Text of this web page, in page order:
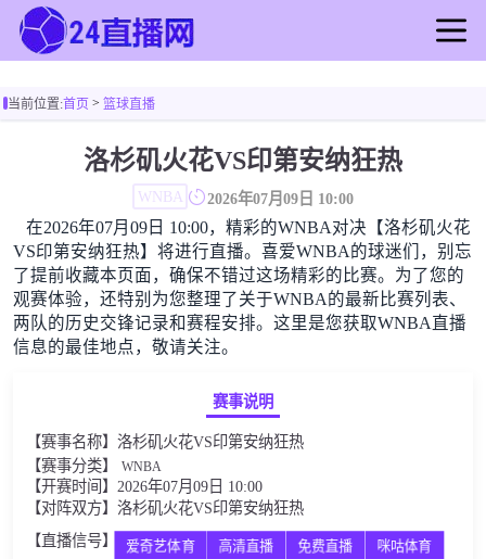
足球直播
足球新闻
篮球新闻
当前位置:首页> 篮球直播
洛杉矶火花VS印第安纳狂热
WNBA 2026年07月09日 10:00
在2026年07月09日 10:00，精彩的WNBA对决【洛杉矶火花
VS印第安纳狂热】将进行直播。喜爱WNBA的球迷们，别忘
了提前收藏本页面，确保不错过这场精彩的比赛。为了您的
观赛体验，还特别为您整理了关于WNBA的最新比赛列表、
两队的历史交锋记录和赛程安排。这里是您获取WNBA直播
信息的最佳地点，敬请关注。
赛事说明
【赛事名称】洛杉矶火花VS印第安纳狂热
【赛事分类】 WNBA
【开赛时间】2026年07月09日 10:00
【对阵双方】洛杉矶火花VS印第安纳狂热
【直播信号】
爱奇艺体育 高清直播 免费直播 咪咕体育